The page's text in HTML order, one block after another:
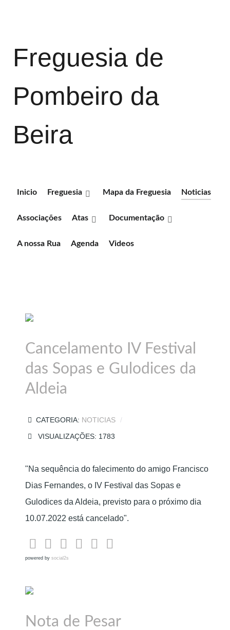
Freguesia de
Pombeiro da
Beira
Inicio Freguesia Mapa da Freguesia Noticias
Associações Atas Documentação
A nossa Rua Agenda Videos
Cancelamento IV Festival
das Sopas e Gulodices da
Aldeia
CATEGORIA: NOTICIAS
VISUALIZAÇÕES: 1783
"Na sequência do falecimento do amigo Francisco
Dias Fernandes, o IV Festival das Sopas e
Gulodices da Aldeia, previsto para o próximo dia
10.07.2022 está cancelado".
powered by social2s
Nota de Pesar